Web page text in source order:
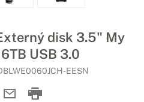
disk 3.5" My
USB 3.0
EESN